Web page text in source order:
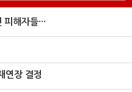
해자들···
연장 결정